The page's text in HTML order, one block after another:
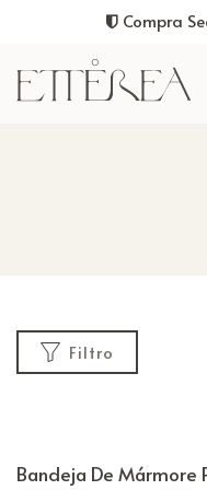
Compra
Filtro
Bandeja De Mármore